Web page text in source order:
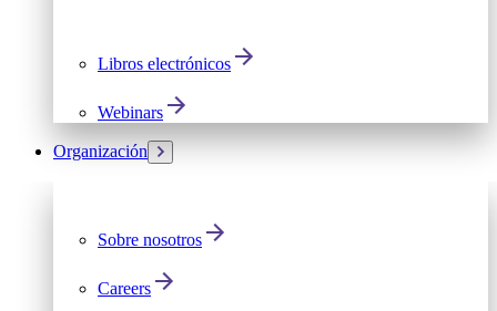
Libros electrónicos
Webinars
Organización
Sobre nosotros
Careers